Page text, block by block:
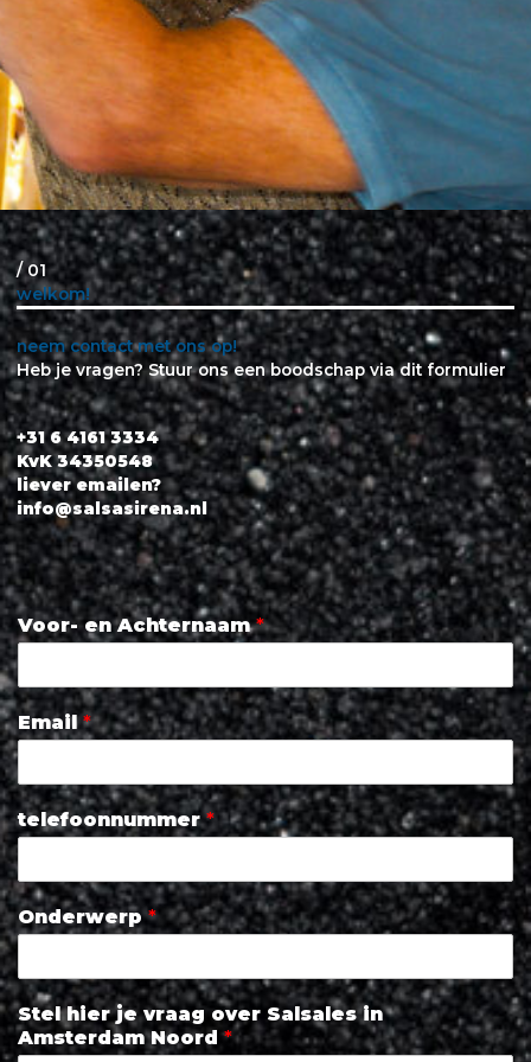
/ 01
welkom!
neem contact met ons op!
Heb je vragen? Stuur ons een boodschap via dit formulier
+31 6 4161 3334
KvK 34350548
liever emailen?
info@salsasirena.nl
Voor- en Achternaam*
Email*
telefoonnummer*
Onderwerp*
Stel hier je vraag over Salsales in
Amsterdam Noord*